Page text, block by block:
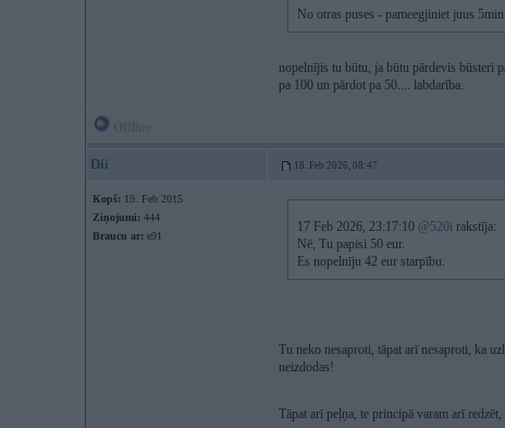
No otras puses - pameegjiniet juus
nopelnījis tu būtu, ja būtu pārdevis būsteri
pa 100 un pārdot pa 50.... labdarība.
Dii 18. Feb 2026, 08:47
Kopš: 19. Feb 2015
Ziņojumi: 444
Braucu ar: e91
17 Feb 2026, 23:17:10 @520i rakstīja:
Nē, Tu papisi 50 eur.
Es nopelnīju 42 eur starpību.
Tu neko nesaproti, tāpat arī nesaproti, ka
neizdodas!
Tāpat arī peļņa, te principā varam arī